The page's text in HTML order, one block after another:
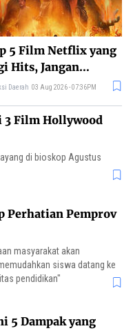
5 Film Netflix yang
Hits, Jangan
Ketinggalan
Daerah 03 Aug 2026 - 07:36PM
3 Film Hollywood
di bioskop Agustus
Perhatian Pemprov
masyarakat akan
siswa datang ke
pendidikan"
5 Dampak yang